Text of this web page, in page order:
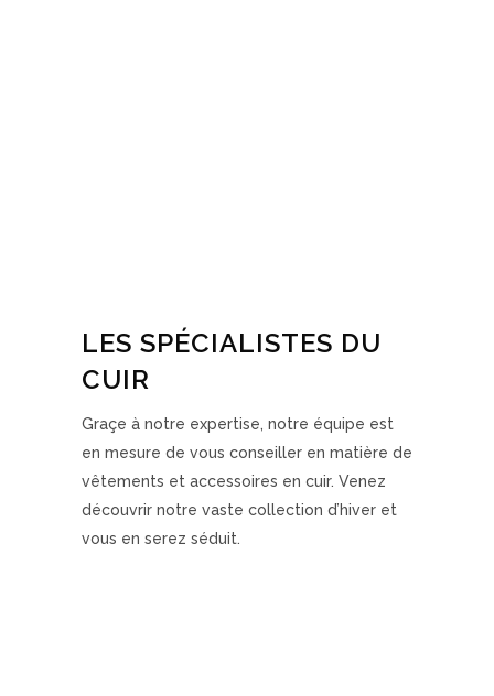
LES SPÉCIALISTES DU
CUIR
Graçe à notre expertise, notre équipe est
en mesure de vous conseiller en matière de
vêtements et accessoires en cuir. Venez
découvrir notre vaste collection d’hiver et
vous en serez séduit.